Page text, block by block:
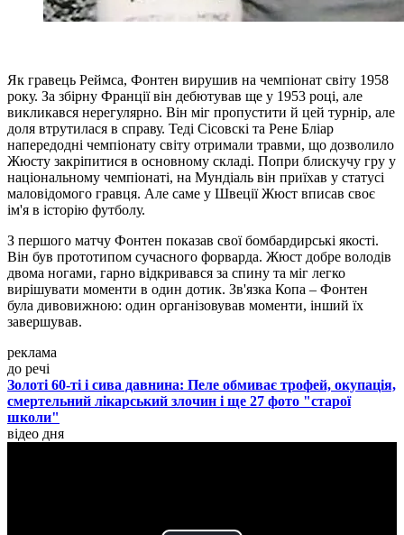
Як гравець Реймса, Фонтен вирушив на чемпіонат світу 1958
року. За збірну Франції він дебютував ще у 1953 році, але
викликався нерегулярно. Він міг пропустити й цей турнір, але
доля втрутилася в справу. Теді Сісовскі та Рене Бліар
напередодні чемпіонату світу отримали травми, що дозволило
Жюсту закріпитися в основному складі. Попри блискучу гру у
національному чемпіонаті, на Мундіаль він приїхав у статусі
маловідомого гравця. Але саме у Швеції Жюст вписав своє
ім'я в історію футболу.
З першого матчу Фонтен показав свої бомбардирські якості.
Він був прототипом сучасного форварда. Жюст добре володів
двома ногами, гарно відкривався за спину та міг легко
вирішувати моменти в один дотик. Зв'язка Копа – Фонтен
була дивовижною: один організовував моменти, інший їх
завершував.
реклама
до речі
Золоті 60-ті і сива давнина: Пеле обмиває трофей, окупація,
смертельний лікарський злочин і ще 27 фото "старої
школи"
відео дня